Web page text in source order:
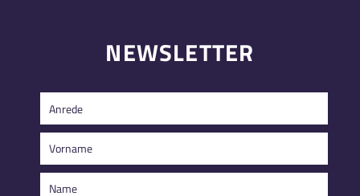
NEWSLETTER